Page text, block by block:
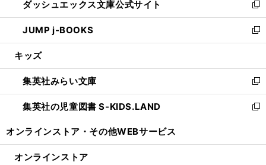
く
ド
ウ
で
開
ィ
ン
ド
ウ
開
く
い
ウ
ィ
ン
ウ
で
開
く
ダッシュエックス文庫公式サイト
新
し
い
ウ
ン
ド
ウ
で
JUMP j-BOOKS
新
し
ウ
ィ
ン
ド
開
キッズ
集英社みらい文庫
新
し
い
ン
集英社の児童図書 S-KIDS.LAND
新
ウ
オンラインストア・ その他WEBサービス
オンラインストア